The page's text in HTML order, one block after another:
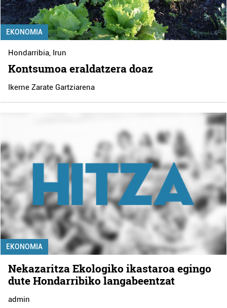
EKONOMIA
Hondarribia, Irun
Kontsumoa eraldatzera doaz
Ikerne Zarate Gartziarena
EKONOMIA
Nekazaritza Ekologiko ikastaroa egingo
dute Hondarribiko langabeentzat
admin